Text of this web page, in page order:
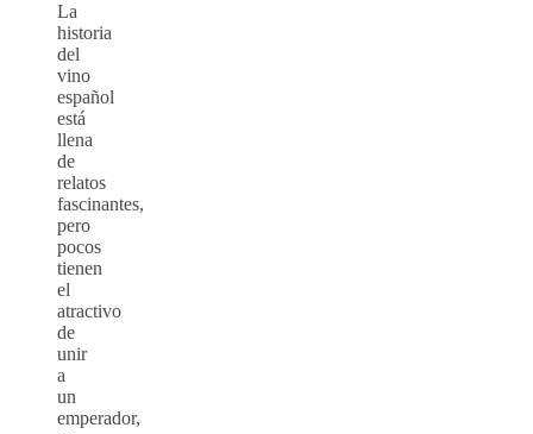
La
historia
del
vino
español
está
llena
de
relatos
fascinantes,
pero
pocos
tienen
el
atractivo
de
unir
a
un
emperador,